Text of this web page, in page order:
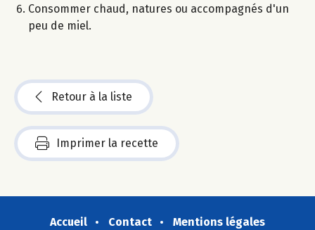
Consommer chaud, natures ou accompagnés d'un
peu de miel.
Retour à la liste
Imprimer la recette
Accueil Contact
Mentions légales